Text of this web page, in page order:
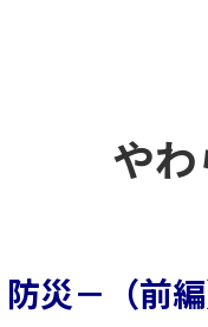
や
災－（前編